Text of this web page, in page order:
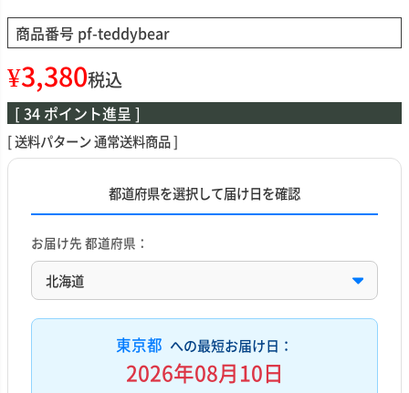
商品番号 pf-teddybear
¥3,380税込
[ 34 ポイント進呈 ]
送料パターン通常送料商品
都道府県を選択して届け日を確認
お届け先 都道府県：
東京都 への最短お届け日：
2026年08月10日